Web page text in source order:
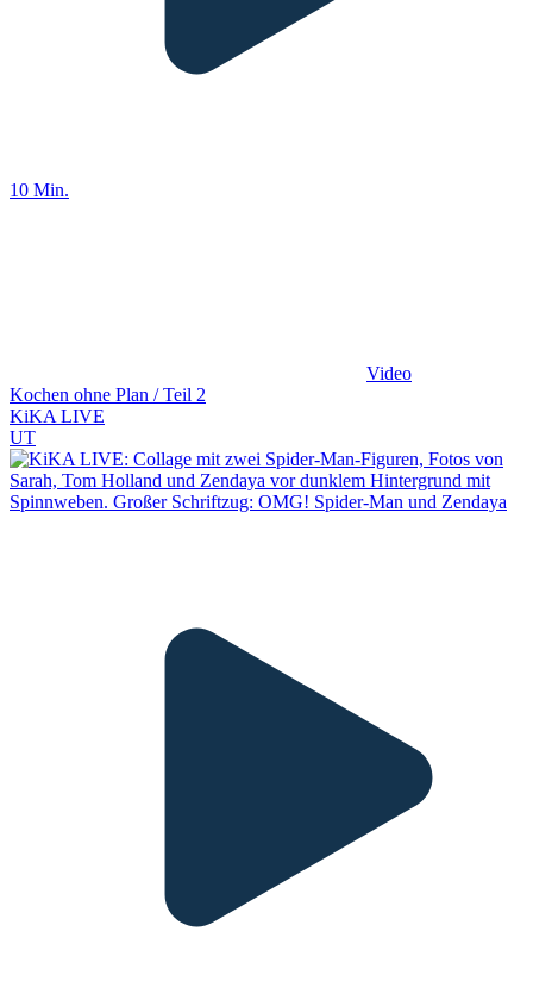
10 Min.
Video
Kochen ohne Plan / Teil 2
KiKA LIVE
UT